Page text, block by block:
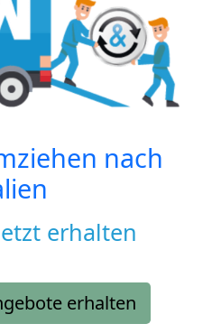
nach
erhalten
erhalten